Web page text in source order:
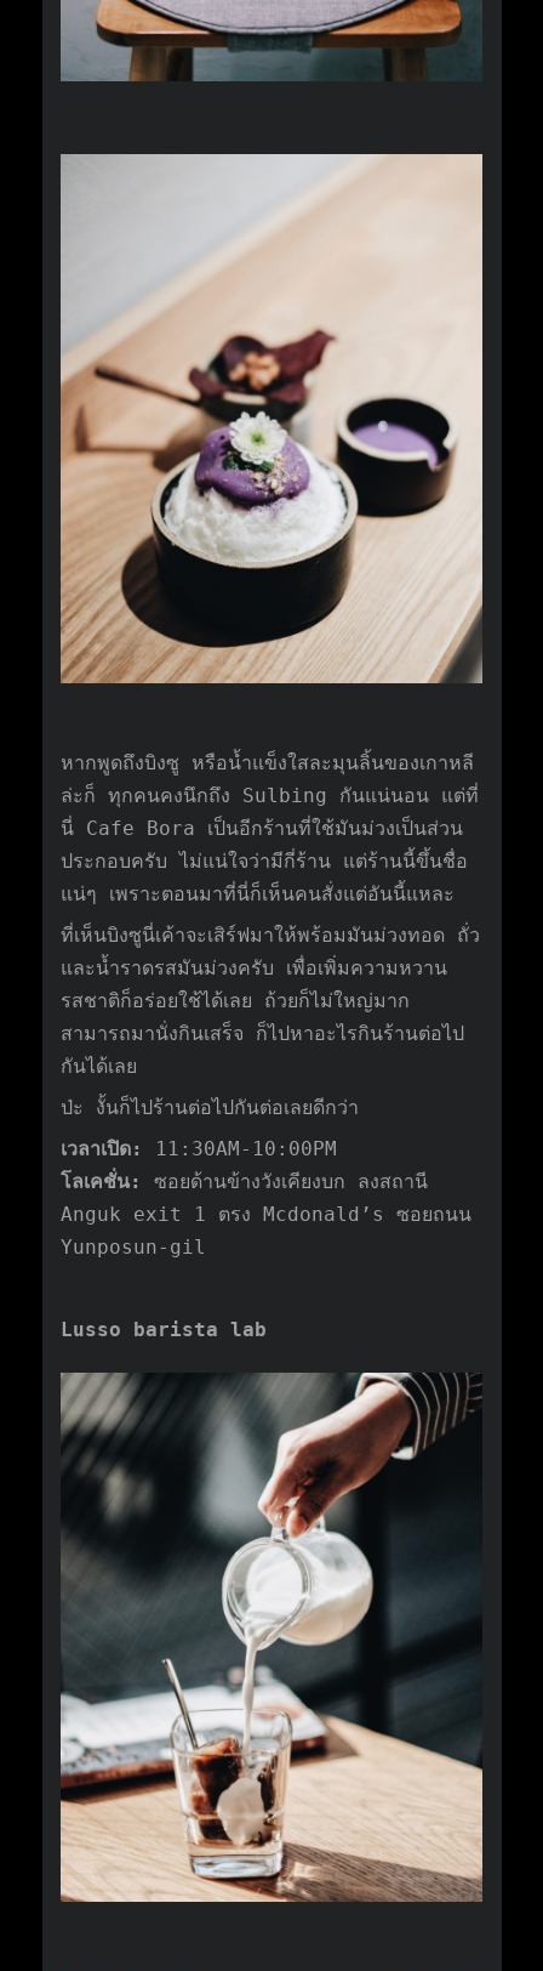
หากพูดถึงบิงซู หรือน้ำแข็งใสละมุนลิ้นของเกาหลี
ล่ะก็ ทุกคนคงนึกถึง Sulbing กันแน่นอน แต่ที่
นี่ Cafe Bora เป็นอีกร้านที่ใช้มันม่วงเป็นส่วน
ประกอบครับ ไม่แน่ใจว่ามีกี่ร้าน แต่ร้านนี้ขึ้นชื่อ
แน่ๆ เพราะตอนมาที่นี่ก็เห็นคนสั่งแต่อันนี้แหละ
ที่เห็นบิงซูนี่เค้าจะเสิร์ฟมาให้พร้อมมันม่วงทอด ถั่ว
และน้ำราดรสมันม่วงครับ เพื่อเพิ่มความหวาน
รสชาติก็อร่อยใช้ได้เลย ถ้วยก็ไม่ใหญ่มาก
สามารถมานั่งกินเสร็จ ก็ไปหาอะไรกินร้านต่อไป
กันได้เลย
ป่ะ งั้นก็ไปร้านต่อไปกันต่อเลยดีกว่า
เวลาเปิด:
11:30AM-10:00PM
โลเคชั่น:
ซอยด้านข้างวังเคียงบก ลงสถานี
Anguk exit 1 ตรง Mcdonald’s ซอยถนน
Yunposun-gil
Lusso barista lab